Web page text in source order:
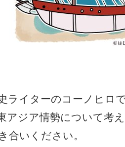
ライターのコーノヒロ
アジア情勢について考
合いください。